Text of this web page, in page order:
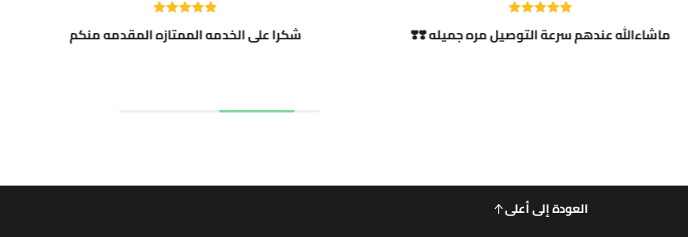
ماشاءالله عندهم سرعة التوصيل مره جميله ❣️❣️ شكرا على الخدمه الممتازه المقدمه منكم
العودة إلى أعلى